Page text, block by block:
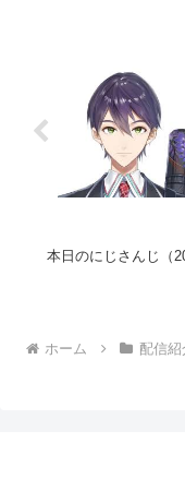
本日のにじさんじ（
ホーム 配信紹